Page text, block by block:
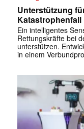
Unterstützung
Katastrophenfall
Ein intelligentes
Rettungskräfte bei
unterstützen.
in einem